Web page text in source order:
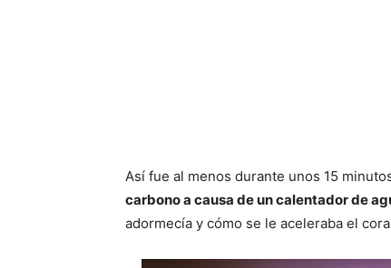
Así fue al menos durante unos 15
carbono a causa de un calentador de
adormecía y cómo se le aceleraba el